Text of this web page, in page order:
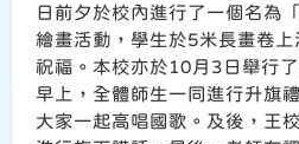
日前夕於校內進行了一個名為
繪畫活動，學生於5米長畫卷
祝福。本校亦於10月3日舉行
早上，全體師生一同進行升旗
大家一起高唱國歌。及後，王